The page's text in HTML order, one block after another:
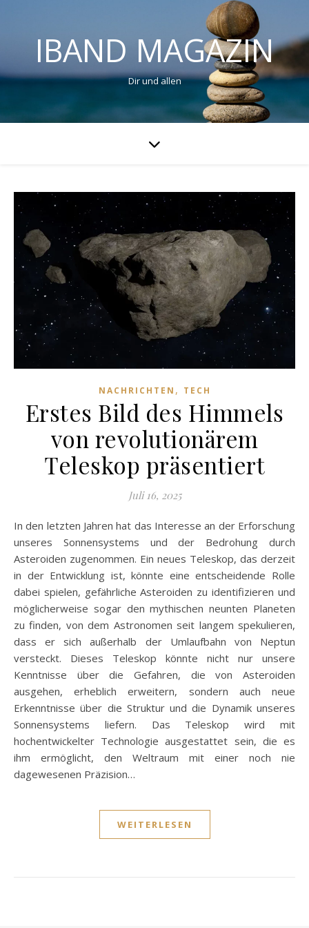
IBAND MAGAZIN
Dir und allen
NACHRICHTEN , TECH
Erstes Bild des Himmels
von revolutionärem
Teleskop präsentiert
Juli 16, 2025
In den letzten Jahren hat das Interesse an der Erforschung
unseres Sonnensystems und der Bedrohung durch
Asteroiden zugenommen. Ein neues Teleskop, das derzeit
in der Entwicklung ist, könnte eine entscheidende Rolle
dabei spielen, gefährliche Asteroiden zu identifizieren und
möglicherweise sogar den mythischen neunten Planeten
zu finden, von dem Astronomen seit langem spekulieren,
dass er sich außerhalb der Umlaufbahn von Neptun
versteckt. Dieses Teleskop könnte nicht nur unsere
Kenntnisse über die Gefahren, die von Asteroiden
ausgehen, erheblich erweitern, sondern auch neue
Erkenntnisse über die Struktur und die Dynamik unseres
Sonnensystems liefern. Das Teleskop wird mit
hochentwickelter Technologie ausgestattet sein, die es
ihm ermöglicht, den Weltraum mit einer noch nie
dagewesenen Präzision…
WEITERLESEN